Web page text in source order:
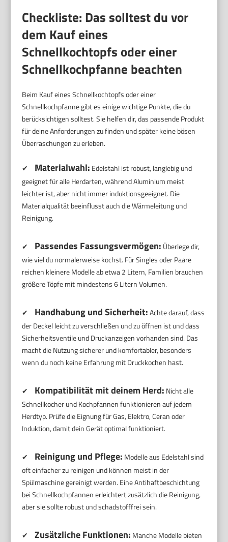
Checkliste: Das solltest du vor
dem Kauf eines
Schnellkochtopfs oder einer
Schnellkochpfanne beachten
Beim Kauf eines Schnellkochtopfs oder einer
Schnellkochpfanne gibt es einige wichtige Punkte, die du
berücksichtigen solltest. Sie helfen dir, das passende Produkt
für deine Anforderungen zu finden und später keine bösen
Überraschungen zu erleben.
✔ Materialwahl: Edelstahl ist robust, langlebig und
geeignet für alle Herdarten, während Aluminium meist
leichter ist, aber nicht immer induktionsgeeignet. Die
Materialqualität beeinflusst auch die Wärmeleitung und
Reinigung.
✔ Passendes Fassungsvermögen: Überlege dir,
wie viel du normalerweise kochst. Für Singles oder Paare
reichen kleinere Modelle ab etwa 2 Litern, Familien brauchen
größere Töpfe mit mindestens 6 Litern Volumen.
✔ Handhabung und Sicherheit:Achte darauf, dass
der Deckel leicht zu verschließen und zu öffnen ist und dass
Sicherheitsventile und Druckanzeigen vorhanden sind. Das
macht die Nutzung sicherer und komfortabler, besonders
wenn du noch keine Erfahrung mit Druckkochen hast.
✔ Kompatibilität mit deinem Herd: Nicht alle
Schnellkocher und Kochpfannen funktionieren auf jedem
Herdtyp. Prüfe die Eignung für Gas, Elektro, Ceran oder
Induktion, damit dein Gerät optimal funktioniert.
✔ Reinigung und Pflege: Modelle aus Edelstahl sind
oft einfacher zu reinigen und können meist in der
Spülmaschine gereinigt werden. Eine Antihaftbeschichtung
bei Schnellkochpfannen erleichtert zusätzlich die Reinigung,
aber sie sollte robust und schadstofffrei sein.
✔ Zusätzliche Funktionen: Manche Modelle bieten